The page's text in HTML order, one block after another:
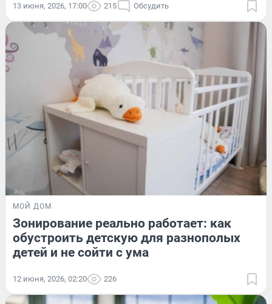
13 июня, 2026, 17:00 215 Обсудить
МОЙ ДОМ
Зонирование реально работает: как
обустроить детскую для разнополых
детей и не сойти с ума
12 июня, 2026, 02:20 226